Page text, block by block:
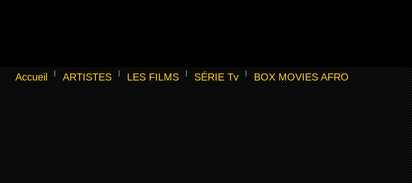
Accueil ARTISTES LES FILMS SÉRIE Tv BOX MOVIES AFRO